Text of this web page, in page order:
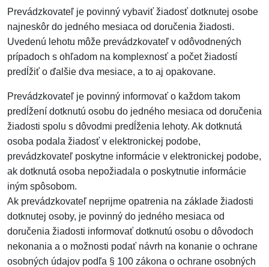
Prevádzkovateľ je povinný vybaviť žiadosť dotknutej osobe
najneskôr do jedného mesiaca od doručenia žiadosti.
Uvedenú lehotu môže prevádzkovateľ v odôvodnených
prípadoch s ohľadom na komplexnosť a počet žiadostí
predĺžiť o ďalšie dva mesiace, a to aj opakovane.
Prevádzkovateľ je povinný informovať o každom takom
predĺžení dotknutú osobu do jedného mesiaca od doručenia
žiadosti spolu s dôvodmi predĺženia lehoty. Ak dotknutá
osoba podala žiadosť v elektronickej podobe,
prevádzkovateľ poskytne informácie v elektronickej podobe,
ak dotknutá osoba nepožiadala o poskytnutie informácie
iným spôsobom.
Ak prevádzkovateľ neprijme opatrenia na základe žiadosti
dotknutej osoby, je povinný do jedného mesiaca od
doručenia žiadosti informovať dotknutú osobu o dôvodoch
nekonania a o možnosti podať návrh na konanie o ochrane
osobných údajov podľa § 100 zákona o ochrane osobných